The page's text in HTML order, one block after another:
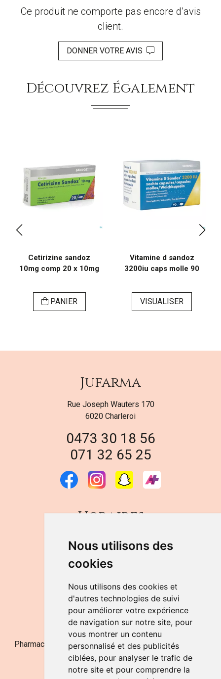
Nous utilisons des
cookies
Nous utilisons des cookies et
d'autres technologies de suivi
pour améliorer votre expérience
de navigation sur notre site, pour
vous montrer un contenu
personnalisé et des publicités
ciblées, pour analyser le trafic de
notre site et pour comprendre la
Ce produit ne comporte pas encore d’avis
client.
DONNER VOTRE AVIS
Découvrez Également
Cetirizine sandoz
10mg comp 20 x 10mg
PANIER
Vitamine d sandoz
3200iu caps molle 90
VISUALISER
Jufarma
Rue Joseph Wauters 170
6020 Charleroi
0473 30 18 56
071 32 65 25
Horaires
DU LUNDI AU VENDREDI
de 9h à 12h30 et de 14h à 18h
LE SAMEDI
de 9h à 12h30
NOUS CONTACTER
Pharmacie Jufarma - Fatima Abachra - APB 521704 - N°
Entreprise BE0882-700-592